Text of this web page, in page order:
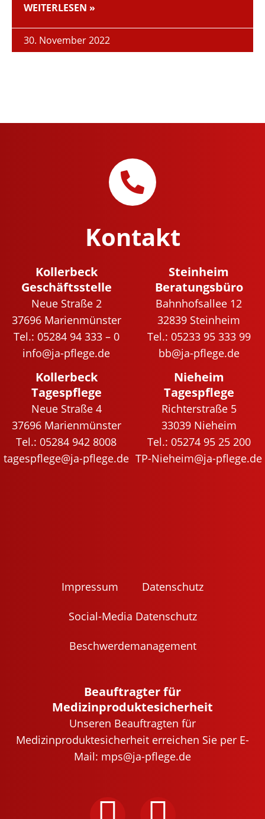
WEITERLESEN »
30. November 2022
Kontakt
Kollerbeck
Geschäftsstelle
Neue Straße 2
37696 Marienmünster
Tel.: 05284 94 333 – 0
info@ja-pflege.de
Steinheim
Beratungsbüro
Bahnhofsallee 12
32839 Steinheim
Tel.: 05233 95 333 99
bb@ja-pflege.de
Kollerbeck
Tagespflege
Neue Straße 4
37696 Marienmünster
Tel.: 05284 942 8008
tagespflege@ja-pflege.de
Nieheim
Tagespflege
Richterstraße 5
33039 Nieheim
Tel.: 05274 95 25 200
TP-Nieheim@ja-pflege.de
Impres­sum Daten­schutz
Social-Media Daten­schutz
Beschwer­de­ma­nage­ment
Beauftragter für
Medizinproduktesicherheit
Unseren Beauftragten für
Medizinproduktesicherheit erreichen Sie per E-
Mail: mps@ja-pflege.de